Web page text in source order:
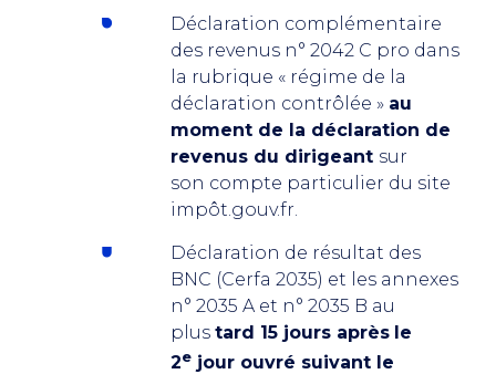
Déclaration complémentaire
des revenus n° 2042 C pro dans
la rubrique « régime de la
déclaration contrôlée » au
moment de la déclaration de
revenus du dirigeant sur
son compte particulier du site
impôt.gouv.fr.
Déclaration de résultat des
BNC (Cerfa 2035) et les annexes
n° 2035 A et n° 2035 B au
plus tard 15 jours après le
2e jour ouvré suivant le